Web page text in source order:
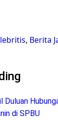
, Berita
Duluan
di SPBU